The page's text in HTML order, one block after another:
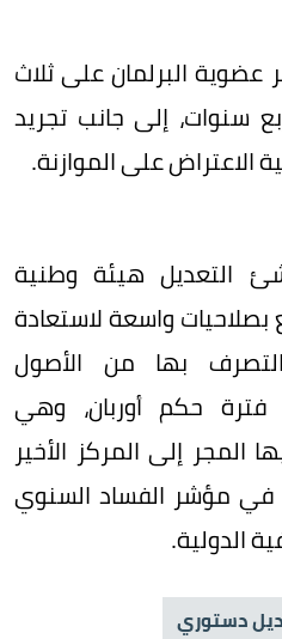
البرلمان على ثلاث
سنوات، إلى جانب تجريد
الاعتراض على الموازنة.
التعديل هيئة وطنية
بصلاحيات واسعة لاستعادة
بها من الأصول
فترة حكم أوربان، وهي
المجر إلى المركز الأخير
في مؤشر الفساد السنوي
الدولية.
دستوري